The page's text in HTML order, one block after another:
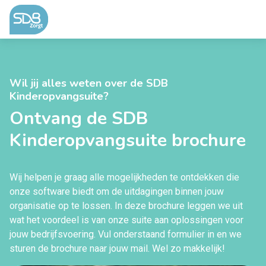
Ga naar de inhoud
Wil jij alles weten over de SDB
Kinderopvangsuite?
Ontvang de SDB
Kinderopvangsuite brochure
Wij helpen je graag alle mogelijkheden te ontdekken die
onze software biedt om de uitdagingen binnen jouw
organisatie op te lossen. In deze brochure leggen we uit
wat het voordeel is van onze suite aan oplossingen voor
jouw bedrijfsvoering. Vul onderstaand formulier in en we
sturen de brochure naar jouw mail. Wel zo makkelijk!